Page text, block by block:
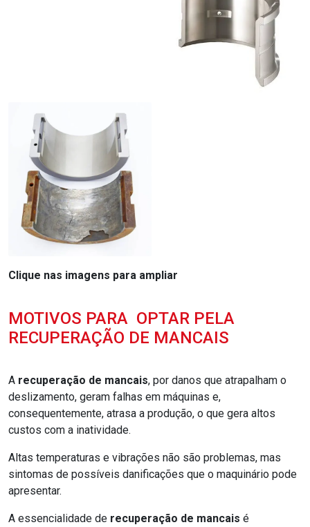
Clique nas imagens para ampliar
MOTIVOS PARA OPTAR PELA
RECUPERAÇÃO DE MANCAIS
A recuperação de mancais, por danos que atrapalham o
deslizamento, geram falhas em máquinas e,
consequentemente, atrasa a produção, o que gera altos
custos com a inatividade.
Altas temperaturas e vibrações não são problemas, mas
sintomas de possíveis danificações que o maquinário pode
apresentar.
A essencialidade de recuperação de mancais é